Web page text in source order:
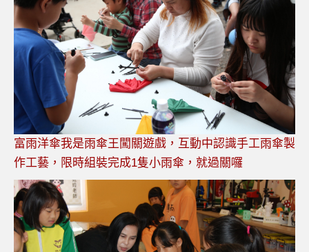
富雨洋傘我是雨傘王闖關遊戲，互動中認識手工雨傘製
作工藝，限時組裝完成1隻小雨傘，就過關囉